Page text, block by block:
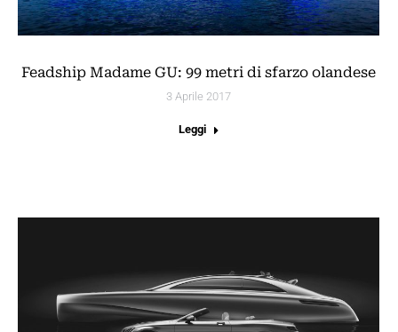
Feadship Madame GU: 99 metri di sfarzo olandese
3 Aprile 2017
Leggi